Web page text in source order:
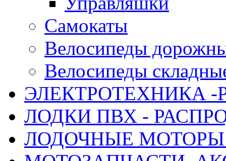
Самокаты
Велосипеды
Велосипеды
ЭЛЕКТРОТЕХНИКА
ЛОДКИ ПВХ -
ЛОДОЧНЫЕ